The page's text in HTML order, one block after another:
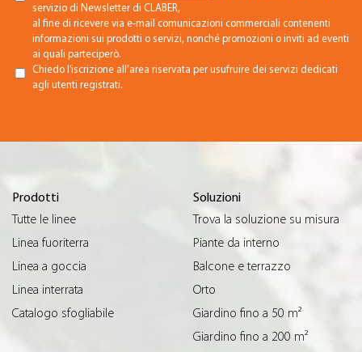
servizio di Newsletter di CLABER,
al fine di ricevere via e-mail comunicazioni commerciali contenenti
informazioni sui prodotti o servizi, nonché promozioni o inviti ad eventi
ai quali parteciperò.
Chiedo l’iscrizione all’area riservata per usufruire dei servizi dedicati
agli utenti registrati.
Prodotti
Tutte le linee
Linea fuoriterra
Linea a goccia
Linea interrata
Catalogo sfogliabile
Soluzioni
Trova la soluzione su misura
Piante da interno
Balcone e terrazzo
Orto
Giardino fino a 50 m²
Giardino fino a 200 m²